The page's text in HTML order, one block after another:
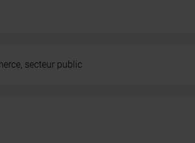
secteur public